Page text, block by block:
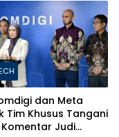
dan Meta
Tim Khusus Tangani
Judi